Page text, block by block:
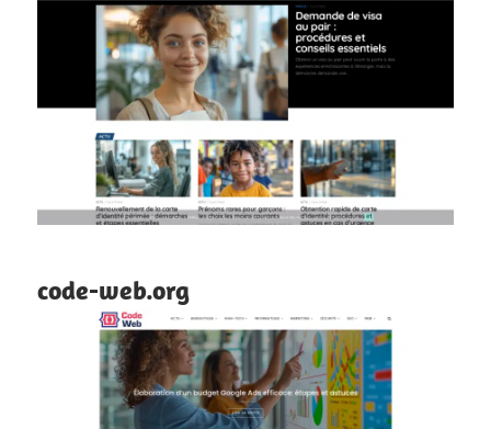
code-web.org